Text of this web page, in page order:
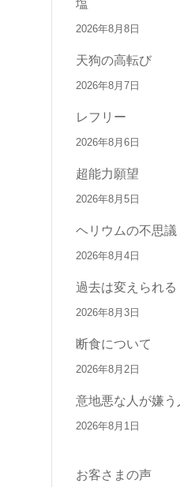
塩
2026年8月8日
天狗の高転び
2026年8月7日
レフリー
2026年8月6日
超能力願望
2026年8月5日
ヘリウムの不思議
2026年8月4日
過去は変えられる
2026年8月3日
断食について
2026年8月2日
意地悪な人が嫌う
2026年8月1日
お客さまの声